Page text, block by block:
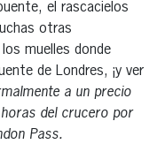
el rascacielos
otras
muelles donde
de Londres, ¡y ver
a un precio
del crucero por
Pass.